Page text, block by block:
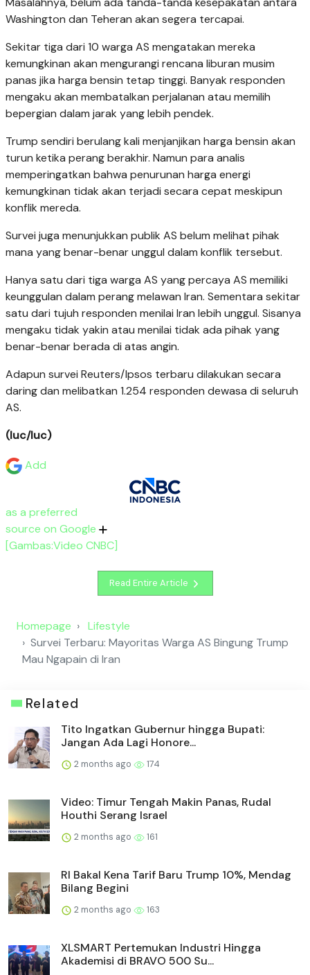
Washington dan Teheran akan segera tercapai.
Sekitar tiga dari 10 warga AS mengatakan mereka
kemungkinan akan mengurangi rencana liburan musim
panas jika harga bensin tetap tinggi. Banyak responden
mengaku akan membatalkan perjalanan atau memilih
bepergian dalam jarak yang lebih pendek.
Trump sendiri berulang kali menjanjikan harga bensin akan
turun ketika perang berakhir. Namun para analis
memperingatkan bahwa penurunan harga energi
kemungkinan tidak akan terjadi secara cepat meskipun
konflik mereda.
Survei juga menunjukkan publik AS belum melihat pihak
mana yang benar-benar unggul dalam konflik tersebut.
Hanya satu dari tiga warga AS yang percaya AS memiliki
keunggulan dalam perang melawan Iran. Sementara sekitar
satu dari tujuh responden menilai Iran lebih unggul. Sisanya
mengaku tidak yakin atau menilai tidak ada pihak yang
benar-benar berada di atas angin.
Adapun survei Reuters/Ipsos terbaru dilakukan secara
daring dan melibatkan 1.254 responden dewasa di seluruh
AS.
(luc/luc)
Add
as a preferred
source on Google
[Gambas:Video CNBC]
Read Entire Article
Homepage
Lifestyle
Survei Terbaru: Mayoritas Warga AS Bingung Trump
Mau Ngapain di Iran
Related
Tito Ingatkan Gubernur hingga Bupati:
Jangan Ada Lagi Honore...
2 months ago 174
Video: Timur Tengah Makin Panas, Rudal
Houthi Serang Israel
2 months ago 161
RI Bakal Kena Tarif Baru Trump 10%, Mendag
Bilang Begini
2 months ago 163
XLSMART Pertemukan Industri Hingga
Akademisi di BRAVO 500 Su...